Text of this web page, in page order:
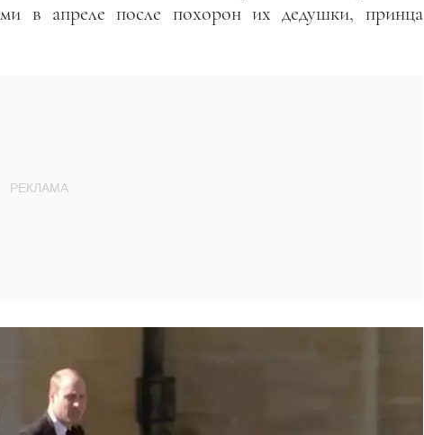
в апреле после похорон их дедушки, принца